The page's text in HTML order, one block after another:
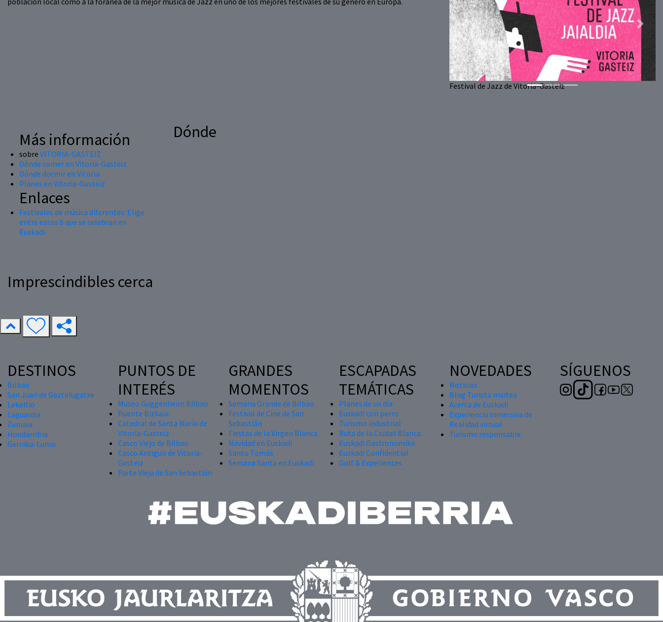
Festival de Jazz de Vitoria-Gasteiz
Previous Next
Más información
sobre VITORIA-GASTEIZ
Dónde comer en Vitoria-Gasteiz
Dónde dormir en Vitoria
Planes en Vitoria-Gasteiz
Enlaces
Festivales de música diferentes: Elige
entre estos 6 que se celebran en
Euskadi
Dónde
Imprescindibles cerca
DESTINOS
Bilbao
San Juan de Gaztelugatxe
Lekeitio
Laguardia
Zumaia
Hondarribia
Gernika-Lumo
PUNTOS DE
INTERÉS
Museo Guggenheim Bilbao
Puente Bizkaia
Catedral de Santa María de
Vitoria-Gasteiz
Casco Viejo de Bilbao
Casco Antiguo de Vitoria-
Gasteiz
Parte Vieja de San Sebastián
GRANDES
MOMENTOS
Semana Grande de Bilbao
Festival de Cine de San
Sebastián
Fiestas de la Virgen Blanca
Navidad en Euskadi
Santo Tomás
Semana Santa en Euskadi
ESCAPADAS
TEMÁTICAS
Planes de un día
Euskadi con perro
Turismo industrial
Ruta de la Ciudad Blanca
Euskadi Gastronomika
Euskadi Confidential
Golf & Experiences
NOVEDADES
Noticias
Blog Turista maitea
Acerca de Euskadi
Experiencia inmersiva de
Realidad virtual
Turismo responsable
SÍGUENOS